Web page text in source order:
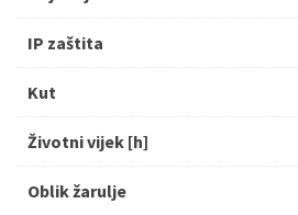
IP zaštita
Kut
Životni vijek [h]
Oblik žarulje